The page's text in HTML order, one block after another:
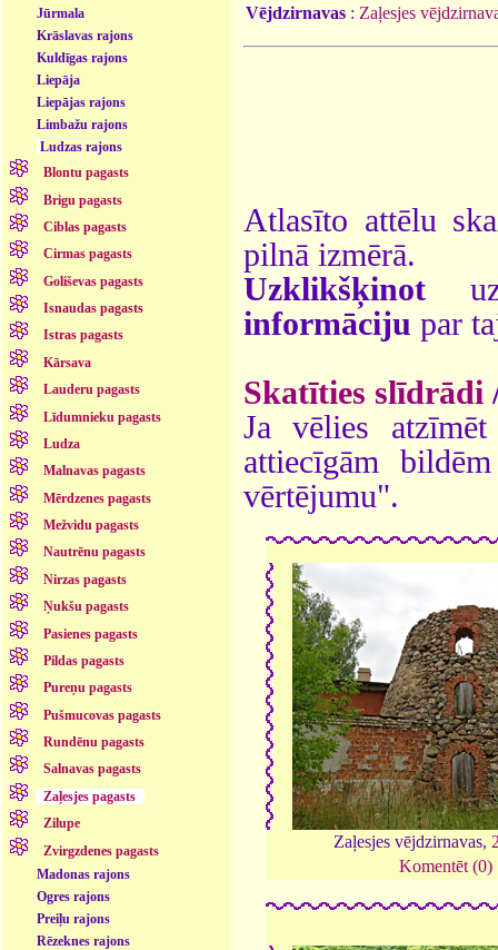
Jūrmala
Krāslavas rajons
Kuldīgas rajons
Liepāja
Liepājas rajons
Limbažu rajons
Ludzas rajons
Blontu pagasts
Brigu pagasts
Ciblas pagasts
Cirmas pagasts
Goliševas pagasts
Isnaudas pagasts
Istras pagasts
Kārsava
Lauderu pagasts
Līdumnieku pagasts
Ludza
Malnavas pagasts
Mērdzenes pagasts
Mežvidu pagasts
Nautrēnu pagasts
Nirzas pagasts
Ņukšu pagasts
Pasienes pagasts
Pildas pagasts
Pureņu pagasts
Pušmucovas pagasts
Rundēnu pagasts
Salnavas pagasts
Zaļesjes pagasts
Zilupe
Zvirgzdenes pagasts
Madonas rajons
Ogres rajons
Preiļu rajons
Rēzeknes rajons
Vējdzirnavas : Zaļesjes
Atlasīto attēlu
pilnā izmērā.
Uzklikšķinot
informāciju par
Skatīties slīdrādi
Ja vēlies
attiecīgām
vērtējumu".
Zaļesjes vējdzirnavas,
Komentēt (0)